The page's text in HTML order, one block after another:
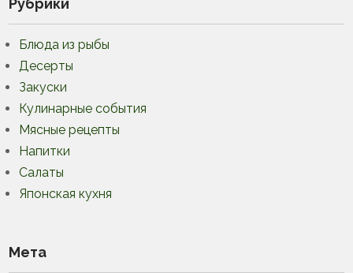
Рубрики
Блюда из рыбы
Десерты
Закуски
Кулинарные события
Мясные рецепты
Напитки
Салаты
Японская кухня
Мета